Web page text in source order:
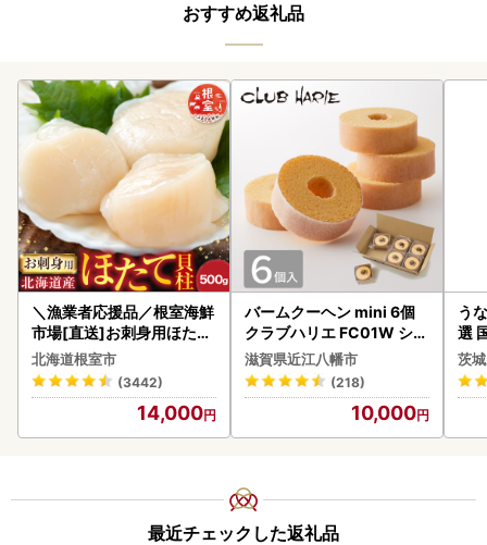
おすすめ返礼品
＼漁業者応援品／根室海鮮
市場[直送]お刺身用ほたて
貝柱500g A-28002
北海道根室市
(3442)
14,000
バームクーヘン mini 6個
クラブハリエ FC01W シェ
アボックス バウムクーヘ
ン
滋賀県近江八幡市
(218)
10,000
う
選
付
あ
人
茨
最近チェックした返礼品